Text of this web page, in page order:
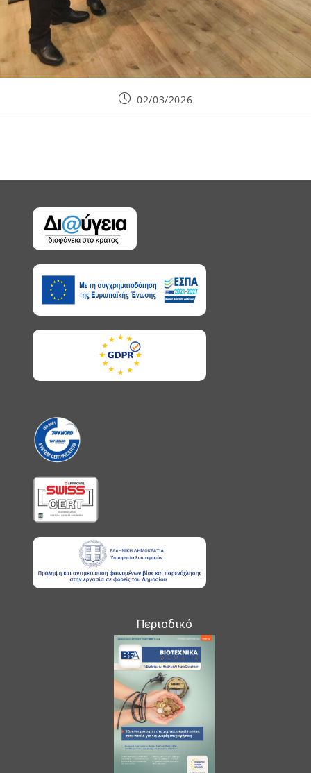
Post02/03/2026
Περιοδικό